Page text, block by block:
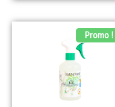
Promo !